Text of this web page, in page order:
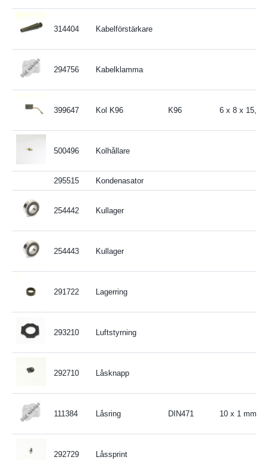
314404 Kabelförstärkare
294756 Kabelklamma
399647 Kol K96 K96 6 x 8 x 15,9
500496 Kolhållare
295515 Kondenasator
254442 Kullager
254443 Kullager
291722 Lagerring
293210 Luftstyrning
292710 Låsknapp
111384 Låsring DIN471 10 x 1 mm
292729 Låssprint